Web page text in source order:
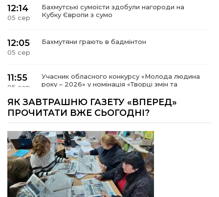
12:14
05 сер
Бахмутські сумоїсти здобули нагороди на
Кубку Європи з сумо
12:05
05 сер
Бахмутяни грають в бадмінтон
11:55
05 сер
Учасник обласного конкурсу «Молода людина
року – 2026» у номінація «Творці змін та
15:18
Мобільні клініки надали медичну допомогу 4
09:27
03 сер
ВПО можуть не платити за частину
комунальних послуг: про що йдеться
14:12
Досі ВПО? Юристка розповіла, коли
переселенці втрачають виплати та статус
ЯК ЗАВТРАШНЮ ГАЗЕТУ «ВПЕРЕД»
ПРОЧИТАТИ ВЖЕ СЬОГОДНІ?